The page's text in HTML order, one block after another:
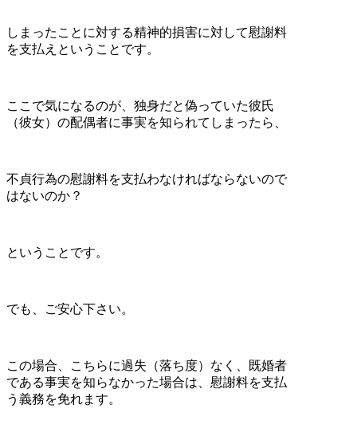
しまったことに対する精神的損害に対して慰謝料
を支払えということです。
ここで気になるのが、独身だと偽っていた彼氏
（彼女）の配偶者に事実を知られてしまったら、
不貞行為の慰謝料を支払わなければならないので
はないのか？
ということです。
でも、ご安心下さい。
この場合、こちらに過失（落ち度）なく、既婚者
である事実を知らなかった場合は、慰謝料を支払
う義務を免れます。